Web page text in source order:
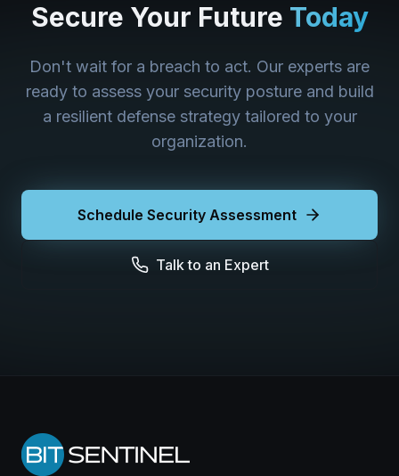
Secure Your Future Today
Don't wait for a breach to act. Our experts are
ready to assess your security posture and build
a resilient defense strategy tailored to your
organization.
Schedule Security Assessment
Talk to an Expert